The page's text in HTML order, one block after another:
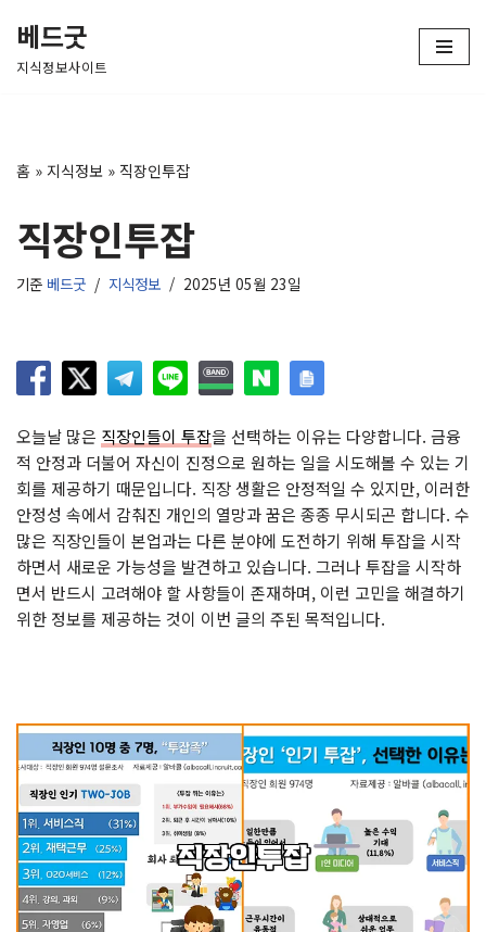
콘
건
기
베드굿
지식정보사이트
홈 » 지식정보 » 직장인투잡
직장인투잡
기준 베드굿 지식정보 2025년 05월 23일
오늘날 많은 직장인들이 투잡을 선택하는 이유는 다양합니다. 금융
적 안정과 더불어 자신이 진정으로 원하는 일을 시도해볼 수 있는 기
회를 제공하기 때문입니다. 직장 생활은 안정적일 수 있지만, 이러한
안정성 속에서 감춰진 개인의 열망과 꿈은 종종 무시되곤 합니다. 수
많은 직장인들이 본업과는 다른 분야에 도전하기 위해 투잡을 시작
하면서 새로운 가능성을 발견하고 있습니다. 그러나 투잡을 시작하
면서 반드시 고려해야 할 사항들이 존재하며, 이런 고민을 해결하기
위한 정보를 제공하는 것이 이번 글의 주된 목적입니다.